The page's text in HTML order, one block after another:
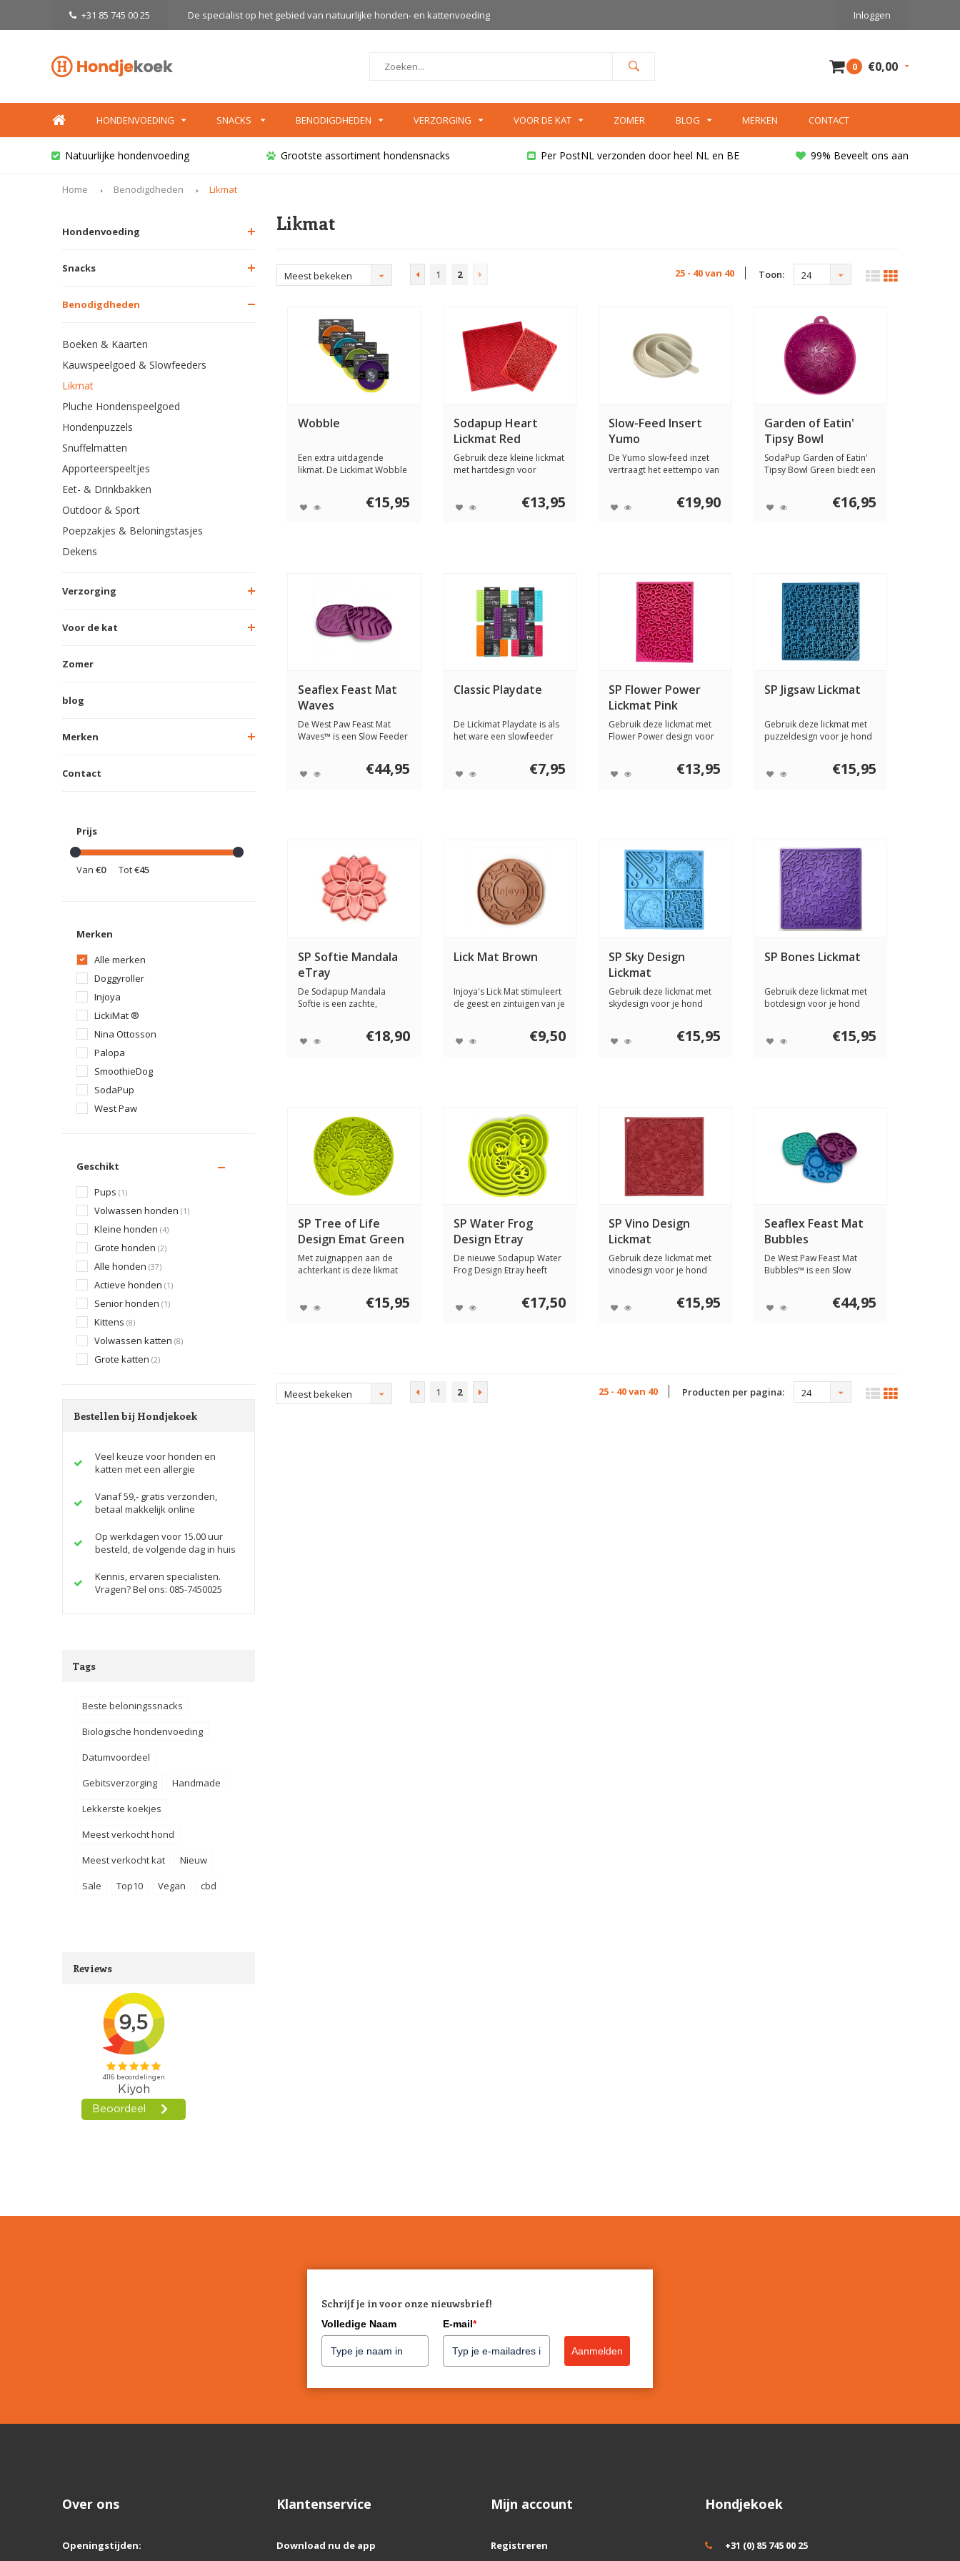
+31 85 745 00 25 De specialist op het gebied van natuurlijke honden- en kattenvoeding Inloggen
0 €0,00
HONDENVOEDING SNACKS BENODIGDHEDEN VERZORGING VOOR DE KAT ZOMER BLOG MERKEN CONTACT
Natuurlijke hondenvoeding Grootste assortiment hondensnacks Per PostNL verzonden door heel NL en BE 99% Beveelt ons aan
Home Benodigdheden Likmat
Hondenvoeding
Snacks
Benodigdheden
Boeken & Kaarten
Kauwspeelgoed & Slowfeeders
Likmat
Pluche Hondenspeelgoed
Hondenpuzzels
Snuffelmatten
Apporteerspeeltjes
Eet- & Drinkbakken
Outdoor & Sport
Poepzakjes & Beloningstasjes
Dekens
Verzorging
Voor de kat
Zomer
blog
Merken
Contact
Prijs
Van €0 Tot€45
Merken
Alle merken
Doggyroller
Injoya
LickiMat ®
Nina Ottosson
Palopa
SmoothieDog
SodaPup
West Paw
Geschikt
Pups (1)
Volwassen honden (1)
Kleine honden (4)
Grote honden (2)
Alle honden (37)
Actieve honden (1)
Senior honden (1)
Kittens (8)
Volwassen katten (8)
Grote katten (2)
Bestellen bij Hondjekoek
Veel keuze voor honden en
katten met een allergie
Vanaf 59,- gratis verzonden,
betaal makkelijk online
Op werkdagen voor 15.00 uur
besteld, de volgende dag in huis
Kennis, ervaren specialisten.
Vragen? Bel ons: 085-7450025
Tags
Beste beloningssnacks
Biologische hondenvoeding
Datumvoordeel
Gebitsverzorging
Handmade
Lekkerste koekjes
Meest verkocht hond
Meest verkocht kat
Nieuw
Sale
Top10 Vegan cbd
Reviews
Likmat
Meest bekeken 1 2 25 - 40 van 40 Toon: 24
Wobble
Een extra uitdagende
likmat. De Lickimat Wobble
€15,95
Sodapup Heart
Lickmat Red
Gebruik deze kleine lickmat
met hartdesign voor
€13,95
Slow-Feed Insert
Yumo
De Yumo slow-feed inzet
vertraagt het eettempo van
€19,90
Garden of Eatin'
Tipsy Bowl
SodaPup Garden of Eatin'
Tipsy Bowl Green biedt een
€16,95
Seaflex Feast Mat
Waves
De West Paw Feast Mat
Waves™ is een Slow Feeder
€44,95
Classic Playdate
De Lickimat Playdate is als
het ware een slowfeeder
€7,95
SP Flower Power
Lickmat Pink
Gebruik deze lickmat met
Flower Power design voor
€13,95
SP Jigsaw Lickmat
Gebruik deze lickmat met
puzzeldesign voor je hond
€15,95
SP Softie Mandala
eTray
De Sodapup Mandala
Softie is een zachte,
€18,90
Lick Mat Brown
Injoya's Lick Mat stimuleert
de geest en zintuigen van je
€9,50
SP Sky Design
Lickmat
Gebruik deze lickmat met
skydesign voor je hond
€15,95
SP Bones Lickmat
Gebruik deze lickmat met
botdesign voor je hond
€15,95
SP Tree of Life
Design Emat Green
Met zuignappen aan de
achterkant is deze likmat
€15,95
SP Water Frog
Design Etray
De nieuwe Sodapup Water
Frog Design Etray heeft
€17,50
SP Vino Design
Lickmat
Gebruik deze lickmat met
vinodesign voor je hond
€15,95
Seaflex Feast Mat
Bubbles
De West Paw Feast Mat
Bubbles™ is een Slow
€44,95
Meest bekeken 1 2 25 - 40 van 40 Producten per pagina: 24
Schrijf je in voor onze nieuwsbrief!
Volledige Naam E-mail*
Aanmelden
Over ons
Openingstijden:
Klantenservice
Download nu de app
Mijn account
Registreren
Hondjekoek
+31 (0) 85 745 00 25